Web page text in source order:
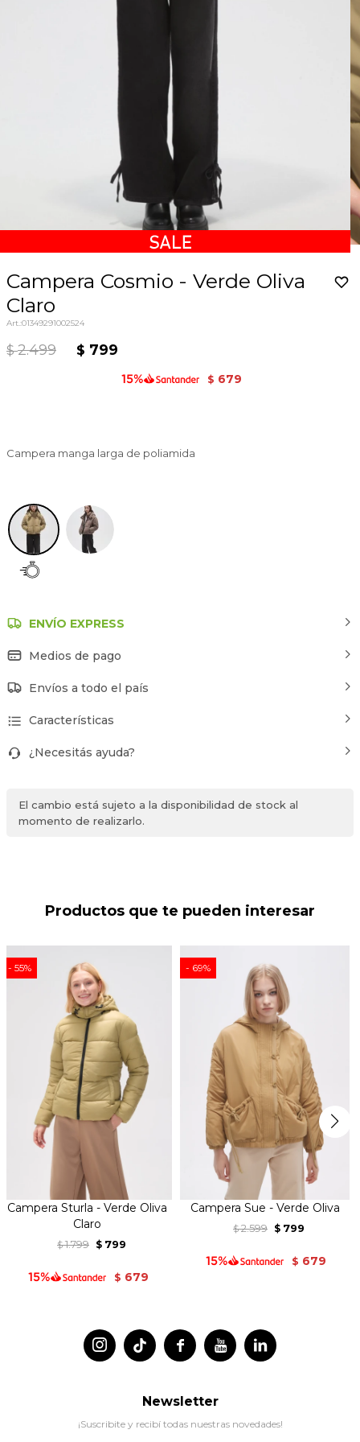
Campera Cosmio - Verde Oliva
Claro
01349291002524
$ 2.499 $ 799
$ 679
Campera manga larga de poliamida
ENVÍO EXPRESS
Medios de pago
Envíos a todo el país
Características
¿Necesitás ayuda?
El cambio está sujeto a la disponibilidad de stock al
momento de realizarlo.
Productos que te pueden interesar
55
Campera Sturla - Verde Oliva
Claro
$ 1.799 $ 799
$ 679
69
Campera Sue - Verde Oliva
$ 2.599 $ 799
$ 679
 
 
Newsletter
¡Suscribite y recibí todas nuestras novedades!